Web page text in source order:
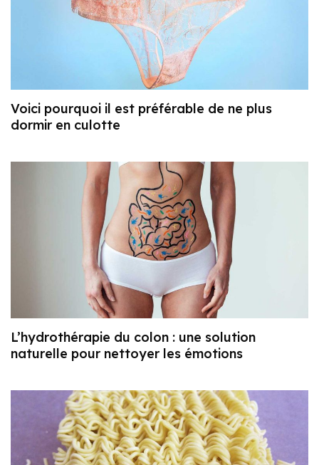
Voici pourquoi il est préférable de ne plus
dormir en culotte
L’hydrothérapie du colon : une solution
naturelle pour nettoyer les émotions